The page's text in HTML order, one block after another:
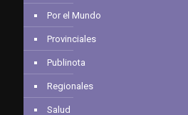
Por el Mundo
Provinciales
Publinota
Regionales
Salud